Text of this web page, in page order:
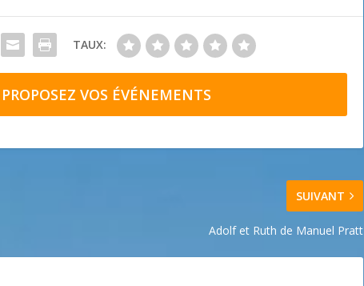
TAUX:
PROPOSEZ VOS ÉVÉNEMENTS
SUIVANT
Adolf et Ruth de Manuel Pratt